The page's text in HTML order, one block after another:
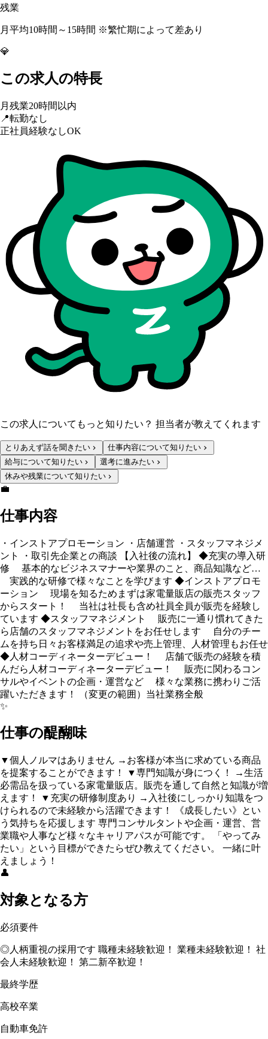
残業
月平均10時間～15時間 ※繁忙期によって差あり
💎
この求人の特長
月残業20時間以内
📍転勤なし
正社員経験なしOK
この求人についてもっと知りたい？ 担当者が教えてくれます
とりあえず話を聞きたい
仕事内容について知りたい
給与について知りたい
選考に進みたい
休みや残業について知りたい
💼
仕事内容
・インストアプロモーション ・店舗運営 ・スタッフマネジメ
ント ・取引先企業との商談 【入社後の流れ】 ◆充実の導入研
修 基本的なビジネスマナーや業界のこと、商品知識など…
実践的な研修で様々なことを学びます ◆インストアプロモ
ーション 現場を知るためまずは家電量販店の販売スタッフ
からスタート！ 当社は社長も含め社員全員が販売を経験し
ています ◆スタッフマネジメント 販売に一通り慣れてきた
ら店舗のスタッフマネジメントをお任せします 自分のチー
ムを持ち日々お客様満足の追求や売上管理、人材管理もお任せ
◆人材コーディネーターデビュー！ 店舗で販売の経験を積
んだら人材コーディネーターデビュー！ 販売に関わるコン
サルやイベントの企画・運営など 様々な業務に携わりご活
躍いただきます！ （変更の範囲）当社業務全般
✨
仕事の醍醐味
▼個人ノルマはありません →お客様が本当に求めている商品
を提案することができます！ ▼専門知識が身につく！ →生活
必需品を扱っている家電量販店。販売を通して自然と知識が増
えます！ ▼充実の研修制度あり →入社後にしっかり知識をつ
けられるので未経験から活躍できます！ 《成長したい》とい
う気持ちを応援します 専門コンサルタントや企画・運営、営
業職や人事など様々なキャリアパスが可能です。 「やってみ
たい」という目標ができたらぜひ教えてください。 一緒に叶
えましょう！
👤
対象となる方
必須要件
◎人柄重視の採用です 職種未経験歓迎！ 業種未経験歓迎！ 社
会人未経験歓迎！ 第二新卒歓迎！
最終学歴
高校卒業
自動車免許